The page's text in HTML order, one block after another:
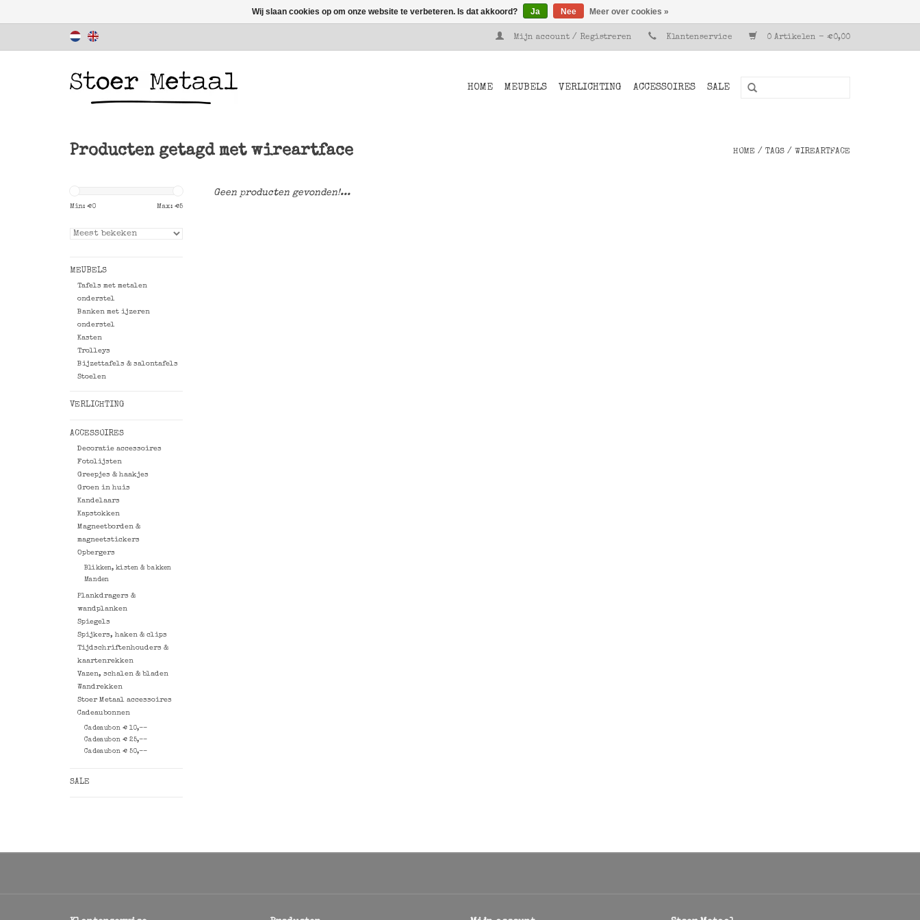
Mijn account / Registreren Klantenservice 0 Artikelen - €0,00
HOME MEUBELS VERLICHTING ACCESSOIRES SALE
Producten getagd met wireartface HOME / TAGS / WIREARTFACE
Min: €0 Max: €5
MEUBELS
Tafels met metalen
onderstel
Banken met ijzeren
onderstel
Kasten
Trolleys
Bijzettafels & salontafels
Stoelen
VERLICHTING
ACCESSOIRES
Decoratie accessoires
Fotolijsten
Greepjes & haakjes
Groen in huis
Kandelaars
Kapstokken
Magneetborden &
magneetstickers
Opbergers
Blikken, kisten & bakken
Manden
Plankdragers &
wandplanken
Spiegels
Spijkers, haken & clips
Tijdschriftenhouders &
kaartenrekken
Vazen, schalen & bladen
Wandrekken
Stoer Metaal accessoires
Cadeaubonnen
Cadeaubon € 10,--
Cadeaubon € 25,--
Cadeaubon € 50,--
SALE
Geen producten gevonden!...
Wij slaan cookies op om onze website te verbeteren. Is dat akkoord? Ja Nee Meer over cookies »